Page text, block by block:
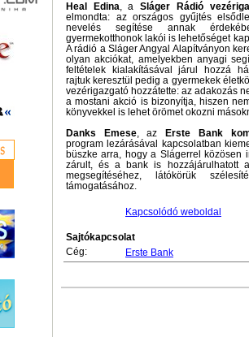
Heal Edina, aSláger Rádió
elmondta: az országos gyűjtés
nevelés segítése annak
gyermekotthonok lakói is lehetőséget
A rádió a Sláger Angyal Alapítványon
olyan akciókat, amelyekben anyagi
feltételek kialakításával járul hozzá
rajtuk keresztül pedig a gyermekek
vezérigazgató hozzátette: az adakozás
a mostani akció is bizonyítja, hiszen
könyvekkel is lehet örömet okozni
Danks Emese, az
Erste Bank
program lezárásával kapcsolatban
büszke arra, hogy a Slágerrel közösen
zárult, és a bank is hozzájárulhatott
megsegítéséhez, látókörük
támogatásához.
Kapcsolódó weboldal
Sajtókapcsolat
Cég:
Erste Bank